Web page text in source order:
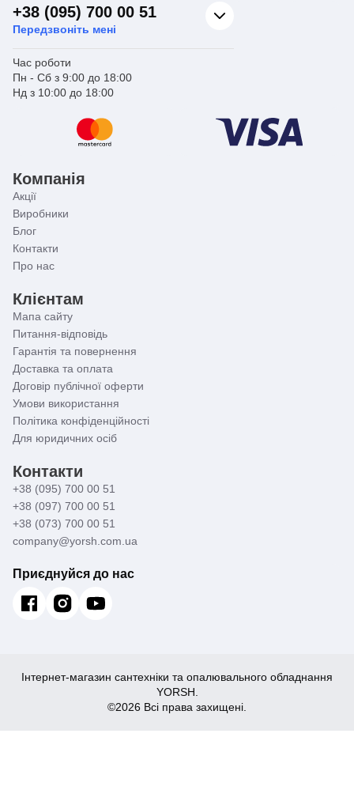
стікають, не залишаючи сліду.
+38 (095) 700 00 51
Передзвоніть мені
Час роботи
Пн - Сб з 9:00 до 18:00
Нд з 10:00 до 18:00
Компанія
Акції
Виробники
Блог
Контакти
Про нас
Клієнтам
Мапа сайту
Питання-відповідь
Гарантія та повернення
Доставка та оплата
Договір публічної оферти
Умови використання
Політика конфіденційності
Для юридичних осіб
Контакти
+38 (095) 700 00 51
+38 (097) 700 00 51
+38 (073) 700 00 51
company@yorsh.com.ua
Приєднуйся до нас
Інтернет-магазин сантехніки та опалювального обладнання
YORSH.
©2026 Всі права захищені.